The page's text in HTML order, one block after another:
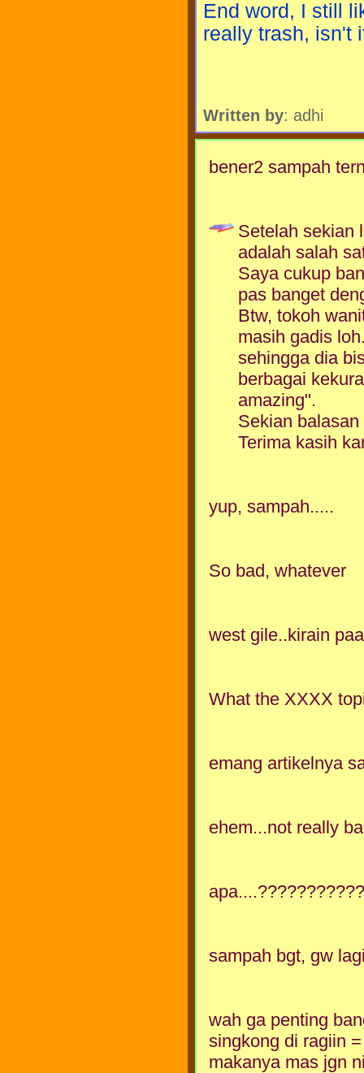
End word, I still
really trash, isn't
Written by: adhi
bener2 sampah
Setelah sekian
adalah salah
Saya cukup
pas banget
Btw, tokoh
masih gadis
sehingga dia
berbagai
amazing".
Sekian
Terima kasih
yup, sampah.....
So bad, whatever
west gile..kirain
What the XXXX
emang artikelnya
ehem...not really
sampah bgt, gw
wah ga penting
singkong di ragiin
makanya mas jgn